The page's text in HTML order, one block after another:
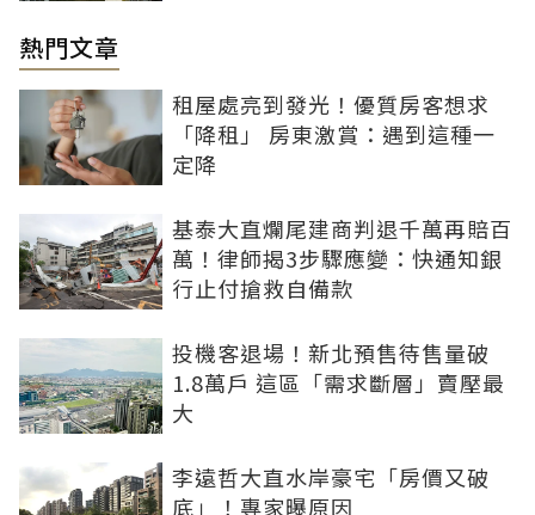
熱門文章
租屋處亮到發光！優質房客想求
「降租」 房東激賞：遇到這種一
定降
基泰大直爛尾建商判退千萬再賠百
萬！律師揭3步驟應變：快通知銀
行止付搶救自備款
投機客退場！新北預售待售量破
1.8萬戶 這區「需求斷層」賣壓最
大
李遠哲大直水岸豪宅「房價又破
底」！專家曝原因